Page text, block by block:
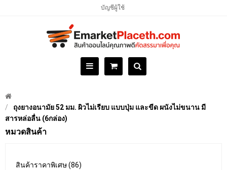
บัญชีผู้ใช้
ถุงยางอนามัย 52 มม. ผิวไม่เรียบ แบบปุ่ม และขีด ผนังไม่ขนาน มี
สารหล่อลื่น (6กล่อง)
หมวดสินค้า
สินค้าราคาพิเศษ (86)